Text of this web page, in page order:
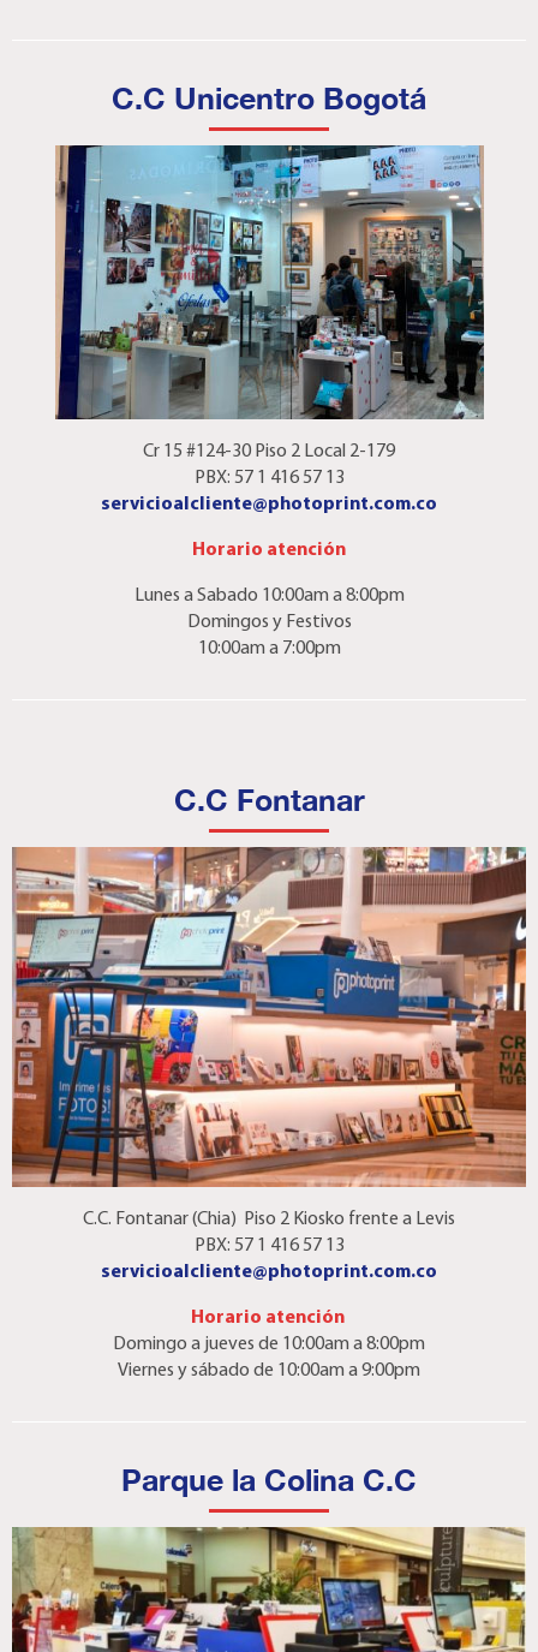
C.C Unicentro Bogotá
Cr 15 #124-30 Piso 2 Local 2-179
PBX: 57 1 416 57 13
servicioalcliente@photoprint.com.co
Horario atención
Lunes a Sabado 10:00am a 8:00pm
Domingos y Festivos
10:00am a 7:00pm
C.C Fontanar
C.C. Fontanar (Chia) Piso 2 Kiosko frente a Levis
PBX: 57 1 416 57 13
servicioalcliente@photoprint.com.co
Horario atención
Domingo a jueves de 10:00am a 8:00pm
Viernes y sábado de 10:00am a 9:00pm
Parque la Colina C.C